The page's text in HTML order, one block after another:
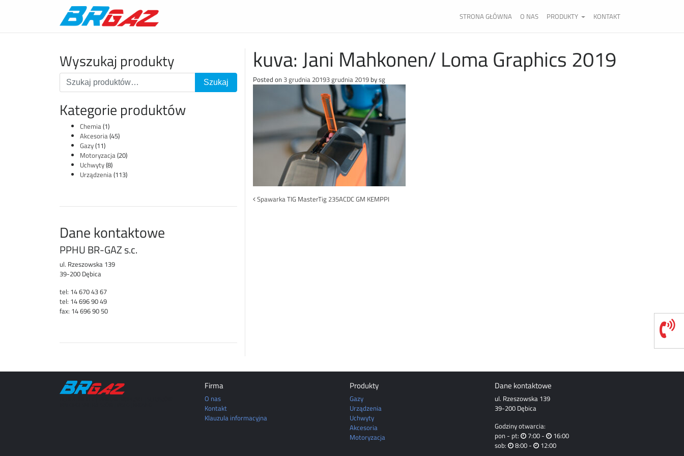
STRONA GŁÓWNA O NAS PRODUKTY KONTAKT
Wyszukaj produkty
Kategorie produktów
Chemia(1)
Akcesoria(45)
Gazy(11)
Motoryzacja(20)
Uchwyty(8)
Urządzenia(113)
Dane kontaktowe
PPHU BR-GAZ s.c.
ul. Rzeszowska 139
39-200 Dębica
tel: 14 670 43 67
tel: 14 696 90 49
fax: 14 696 90 50
kuva: Jani Mahkonen/ Loma Graphics 2019
Posted on 3 grudnia 20193 grudnia 2019bysg
Post
Spawarka TIG MasterTig 235ACDC GM KEMPPI
Firma
O nas
Kontakt
Klauzula informacyjna
Produkty
Gazy
Urządzenia
Uchwyty
Akcesoria
Motoryzacja
Dane kontaktowe
ul. Rzeszowska 139
39-200 Dębica
Godziny otwarcia:
pon - pt:
7:00 -
16:00
sob:
8:00 - 12:00